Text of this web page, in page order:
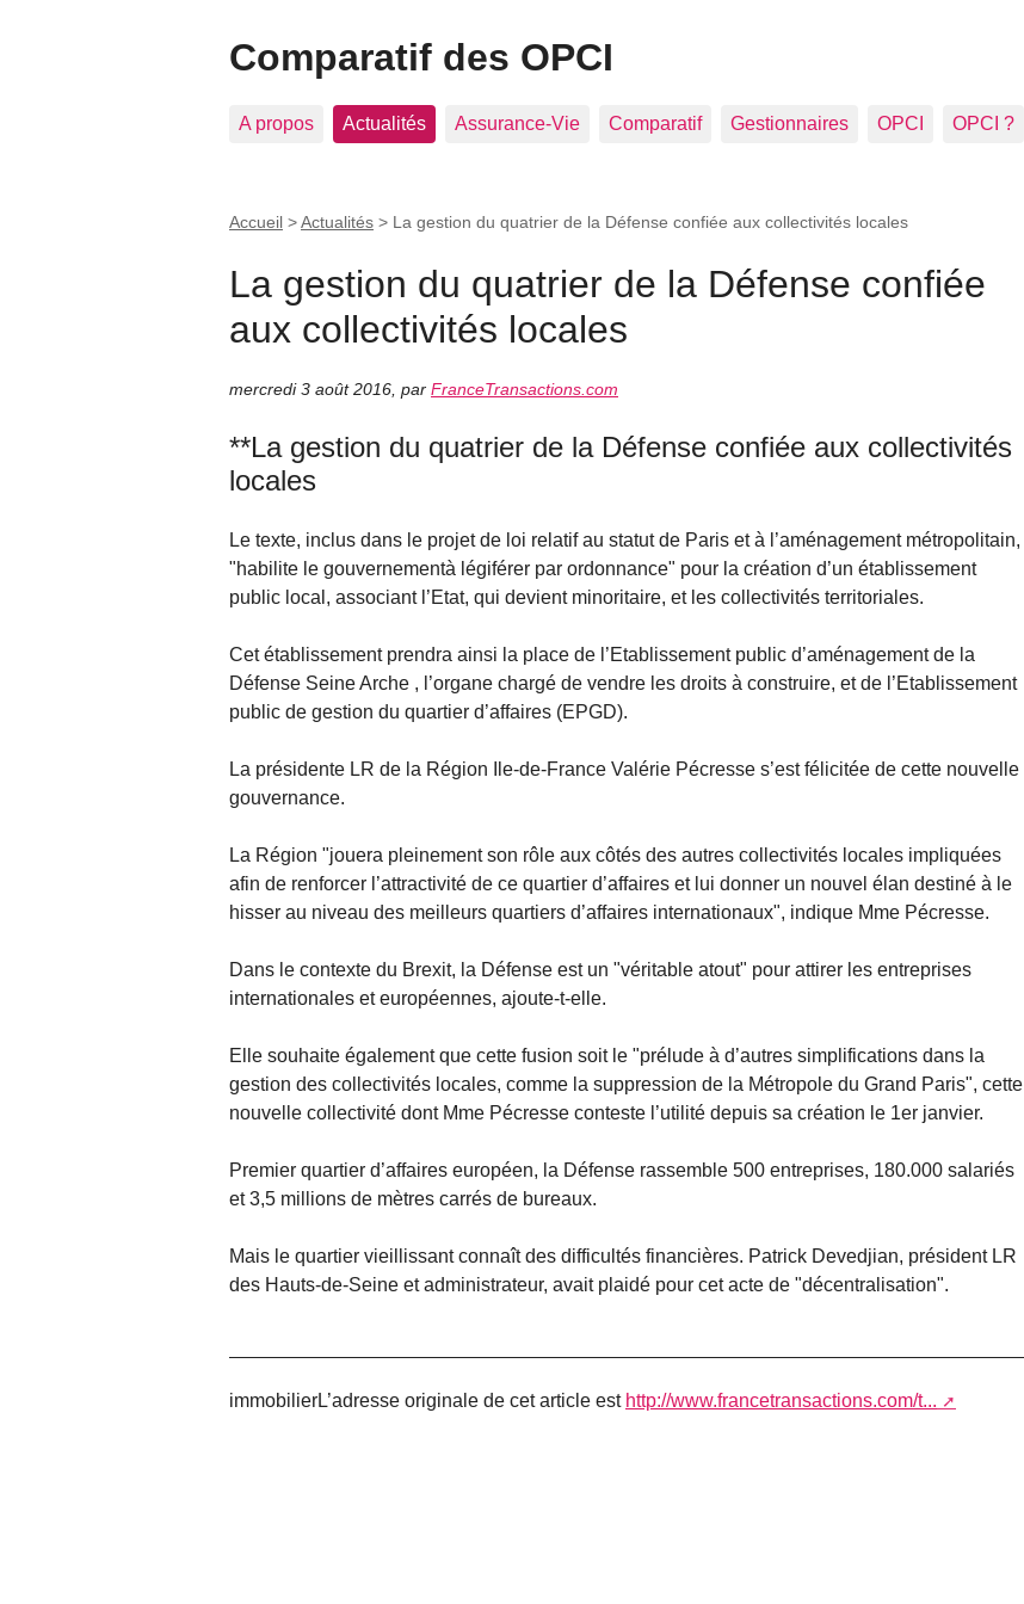
Comparatif des OPCI
A propos Actualités Assurance-Vie Comparatif Gestionnaires OPCI OPCI ?
Accueil >Actualités > La gestion du quatrier de la Défense confiée aux collectivités locales
La gestion du quatrier de la Défense confiée
aux collectivités locales
mercredi 3 août 2016 par FranceTransactions.com
**La gestion du quatrier de la Défense confiée aux collectivités
locales
Le texte, inclus dans le projet de loi relatif au statut de Paris et à l’aménagement métropolitain,
"habilite le gouvernementà légiférer par ordonnance" pour la création d’un établissement
public local, associant l’Etat, qui devient minoritaire, et les collectivités territoriales.
Cet établissement prendra ainsi la place de l’Etablissement public d’aménagement de la
Défense Seine Arche , l’organe chargé de vendre les droits à construire, et de l’Etablissement
public de gestion du quartier d’affaires (EPGD).
La présidente LR de la Région Ile-de-France Valérie Pécresse s’est félicitée de cette nouvelle
gouvernance.
La Région "jouera pleinement son rôle aux côtés des autres collectivités locales impliquées
afin de renforcer l’attractivité de ce quartier d’affaires et lui donner un nouvel élan destiné à le
hisser au niveau des meilleurs quartiers d’affaires internationaux", indique Mme Pécresse.
Dans le contexte du Brexit, la Défense est un "véritable atout" pour attirer les entreprises
internationales et européennes, ajoute-t-elle.
Elle souhaite également que cette fusion soit le "prélude à d’autres simplifications dans la
gestion des collectivités locales, comme la suppression de la Métropole du Grand Paris", cette
nouvelle collectivité dont Mme Pécresse conteste l’utilité depuis sa création le 1er janvier.
Premier quartier d’affaires européen, la Défense rassemble 500 entreprises, 180.000 salariés
et 3,5 millions de mètres carrés de bureaux.
Mais le quartier vieillissant connaît des difficultés financières. Patrick Devedjian, président LR
des Hauts-de-Seine et administrateur, avait plaidé pour cet acte de "décentralisation".
immobilierL’adresse originale de cet article est http://www.francetransactions.com/t...